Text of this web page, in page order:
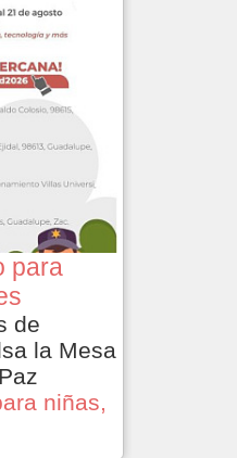
para
de
la Mesa
niñas,